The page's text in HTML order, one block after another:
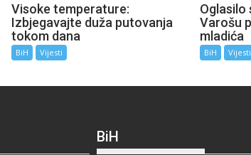
Visoke temperature:
Izbjegavajte duža putovanja
tokom dana
BiH Vijesti
Oglasilo
Varošu
mladića
BiH Vijesti
BiH